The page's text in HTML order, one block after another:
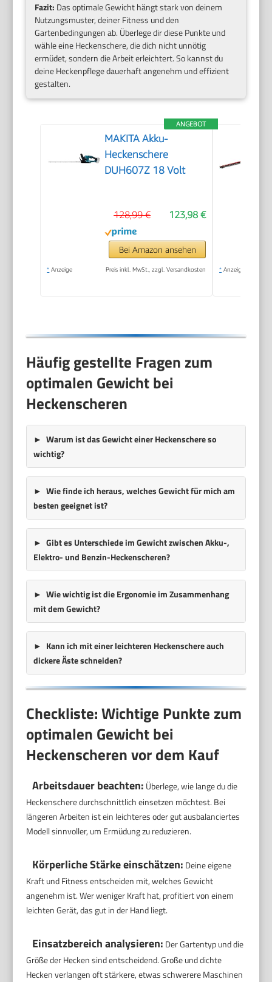
Fazit: Das optimale Gewicht hängt stark von deinem
Nutzungsmuster, deiner Fitness und den
Gartenbedingungen ab. Überlege dir diese Punkte und
wähle eine Heckenschere, die dich nicht unnötig
ermüdet, sondern die Arbeit erleichtert. So kannst du
deine Heckenpflege dauerhaft angenehm und effizient
gestalten.
ANGEBOT
MAKITA Akku-
Heckenschere
DUH607Z 18 Volt
123,98 €
128,99 €
Bei Amazon ansehen
* Anzeige Preis inkl. MwSt., zzgl. Versandkosten * Anzeige
Häufig gestellte Fragen zum
optimalen Gewicht bei
Heckenscheren
Warum ist das Gewicht einer Heckenschere so
wichtig?
Wie finde ich heraus, welches Gewicht für mich am
besten geeignet ist?
Gibt es Unterschiede im Gewicht zwischen Akku-,
Elektro- und Benzin-Heckenscheren?
Wie wichtig ist die Ergonomie im Zusammenhang
mit dem Gewicht?
Kann ich mit einer leichteren Heckenschere auch
dickere Äste schneiden?
Checkliste: Wichtige Punkte zum
optimalen Gewicht bei
Heckenscheren vor dem Kauf
Arbeitsdauer beachten: Überlege, wie lange du die
Heckenschere durchschnittlich einsetzen möchtest. Bei
längeren Arbeiten ist ein leichteres oder gut ausbalanciertes
Modell sinnvoller, um Ermüdung zu reduzieren.
Körperliche Stärke einschätzen: Deine eigene
Kraft und Fitness entscheiden mit, welches Gewicht
angenehm ist. Wer weniger Kraft hat, profitiert von einem
leichten Gerät, das gut in der Hand liegt.
Einsatzbereich analysieren: Der Gartentyp und die
Größe der Hecken sind entscheidend. Große und dichte
Hecken verlangen oft stärkere, etwas schwerere Maschinen